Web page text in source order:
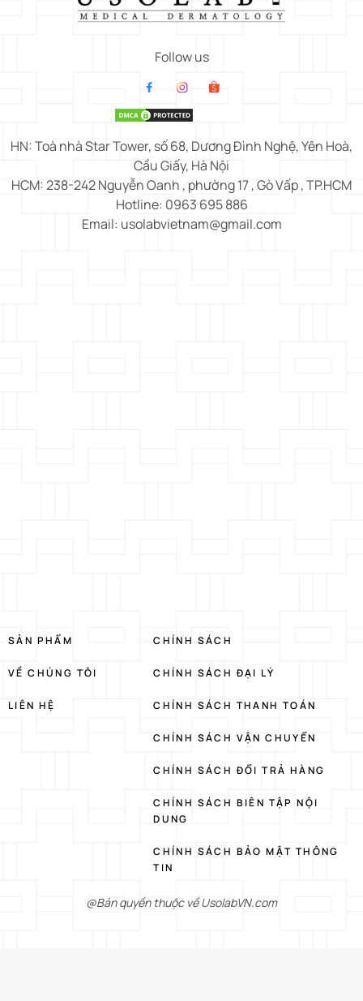
Follow us
HN: Toà nhà Star Tower, số 68, Dương Đình Nghệ, Yên Hoà,
Cầu Giấy, Hà Nội
HCM: 238-242 Nguyễn Oanh , phường 17 , Gò Vấp , TP.HCM
Hotline: 0963 695 886
Email: usolabvietnam@gmail.com
SẢN PHẨM
VỀ CHÚNG TÔI
LIÊN HỆ
CHÍNH SÁCH
CHÍNH SÁCH ĐẠI LÝ
CHÍNH SÁCH THANH TOÁN
CHÍNH SÁCH VẬN CHUYỂN
CHÍNH SÁCH ĐỔI TRẢ HÀNG
CHÍNH SÁCH BIÊN TẬP NỘI
DUNG
CHÍNH SÁCH BẢO MẬT THÔNG
TIN
@Bản quyền thuộc về UsolabVN.com